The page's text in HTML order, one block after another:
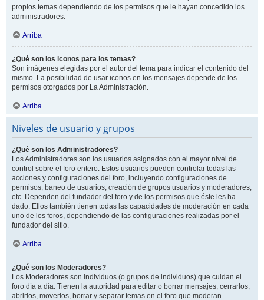
propios temas dependiendo de los permisos que le hayan concedido los
administradores.
Arriba
¿Qué son los iconos para los temas?
Son imágenes elegidas por el autor del tema para indicar el contenido del
mismo. La posibilidad de usar iconos en los mensajes depende de los
permisos otorgados por La Administración.
Arriba
Niveles de usuario y grupos
¿Qué son los Administradores?
Los Administradores son los usuarios asignados con el mayor nivel de
control sobre el foro entero. Estos usuarios pueden controlar todas las
acciones y configuraciones del foro, incluyendo configuraciones de
permisos, baneo de usuarios, creación de grupos usuarios y moderadores,
etc. Dependen del fundador del foro y de los permisos que éste les ha
dado. Ellos también tienen todas las capacidades de moderación en cada
uno de los foros, dependiendo de las configuraciones realizadas por el
fundador del sitio.
Arriba
¿Qué son los Moderadores?
Los Moderadores son individuos (o grupos de individuos) que cuidan el
foro día a día. Tienen la autoridad para editar o borrar mensajes, cerrarlos,
abrirlos, moverlos, borrar y separar temas en el foro que moderan.